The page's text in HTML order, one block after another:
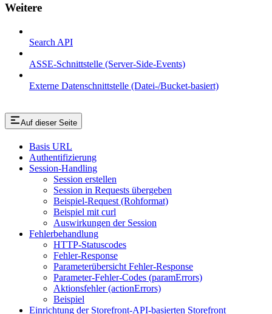
Weitere
Search API
ASSE-Schnittstelle (Server-Side-Events)
Externe Datenschnittstelle (Datei-/Bucket-basiert)
Auf dieser Seite
Basis URL
Authentifizierung
Session-Handling
Session erstellen
Session in Requests übergeben
Beispiel-Request (Rohformat)
Beispiel mit curl
Auswirkungen der Session
Fehlerbehandlung
HTTP-Statuscodes
Fehler-Response
Parameterübersicht Fehler-Response
Parameter-Fehler-Codes (paramErrors)
Aktionsfehler (actionErrors)
Beispiel
Einrichtung der Storefront-API-basierten Storefront